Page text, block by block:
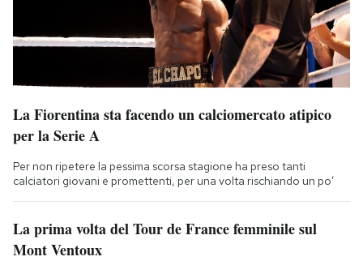
La Fiorentina sta facendo un calciomercato atipico
per la Serie A
Per non ripetere la pessima scorsa stagione ha preso tanti
calciatori giovani e promettenti, per una volta rischiando un po’
La prima volta del Tour de France femminile sul
Mont Ventoux